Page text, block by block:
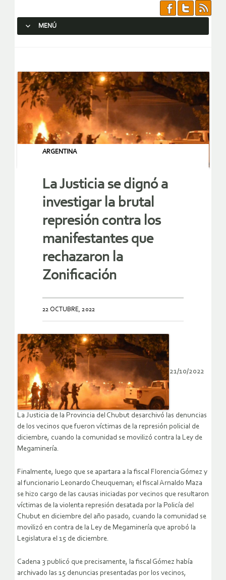
MENÚ
ARGENTINA
La Justicia se dignó a
investigar la brutal
represión contra los
manifestantes que
rechazaron la
Zonificación
22 OCTUBRE, 2022
21/10/2022
La Justicia de la Provincia del Chubut desarchivó las denuncias
de los vecinos que fueron víctimas de la represión policial de
diciembre, cuando la comunidad se movilizó contra la Ley de
Megaminería.
Finalmente, luego que se apartara a la fiscal Florencia Gómez y
al funcionario Leonardo Cheuqueman; el fiscal Arnaldo Maza
se hizo cargo de las causas iniciadas por vecinos que resultaron
víctimas de la violenta represión desatada por la Policía del
Chubut en diciembre del año pasado, cuando la comunidad se
movilizó en contra de la Ley de Megaminería que aprobó la
Legislatura el 15 de diciembre.
Cadena 3 publicó que precisamente, la fiscal Gómez había
archivado las 15 denuncias presentadas por los vecinos,